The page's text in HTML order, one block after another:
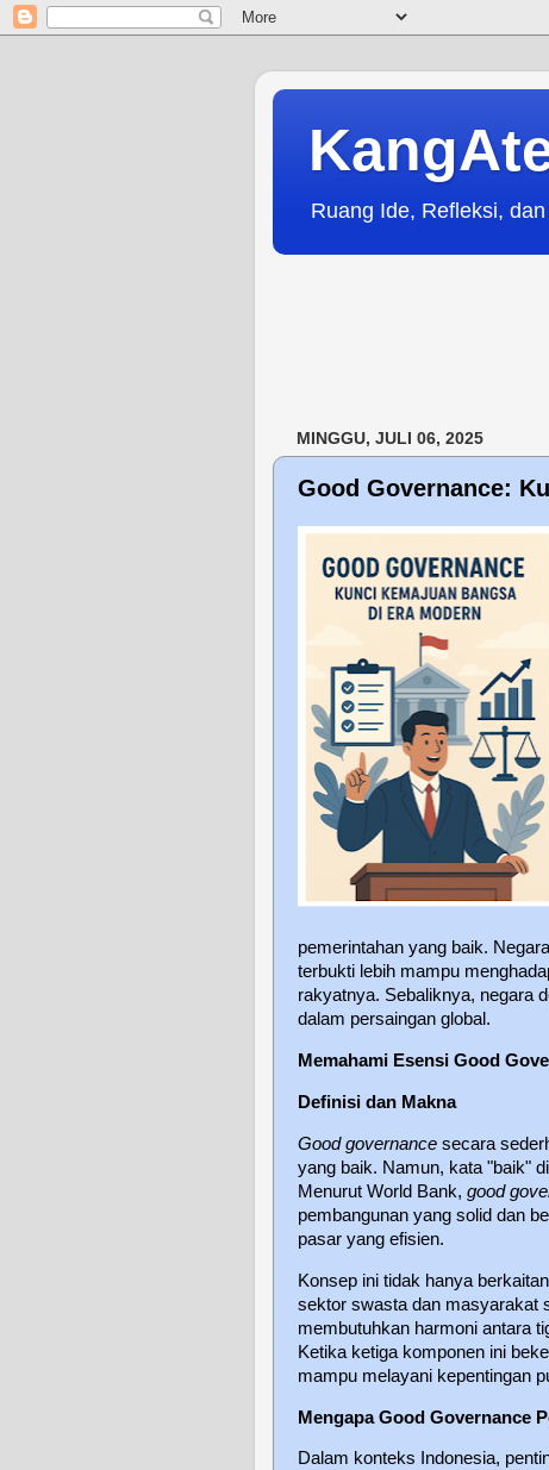
Ruang Ide, Refleksi, dan
MINGGU, JULI 06, 2025
Good Governance:
pemerintahan yang baik.
terbukti lebih mampu
rakyatnya. Sebaliknya, negara
dalam persaingan global.
Memahami Esensi Good
Definisi dan Makna
Good governance secara
yang baik. Namun, kata "baik"
Menurut World Bank, good
pembangunan yang solid dan
pasar yang efisien.
Konsep ini tidak hanya
sektor swasta dan masyarakat
membutuhkan harmoni antara
Ketika ketiga komponen ini
mampu melayani kepentingan
Mengapa Good Governance
Dalam konteks Indonesia,